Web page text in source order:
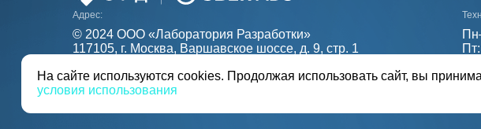
На сайте используются cookies. Продолжая использовать сайт, вы
условия использования
Адрес:
© 2024 ООО «Лаборатория Разработки»
117105, г. Москва, Варшавское шоссе, д. 9, стр. 1